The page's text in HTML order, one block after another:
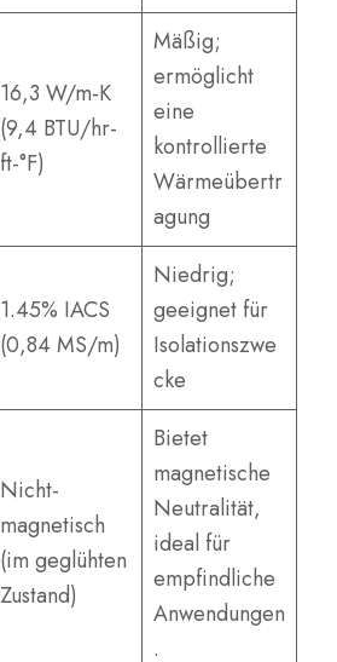
16,3 W/m-K
(9,4 BTU/hr-
ft-°F)
Mäßig;
ermöglicht
eine
kontrollierte
Wärmeübertr
agung
1.45% IACS
(0,84 MS/m)
Niedrig;
geeignet für
Isolationszwe
cke
Nicht-
magnetisch
(im geglühten
Zustand)
Bietet
magnetische
Neutralität,
ideal für
empfindliche
Anwendungen
.